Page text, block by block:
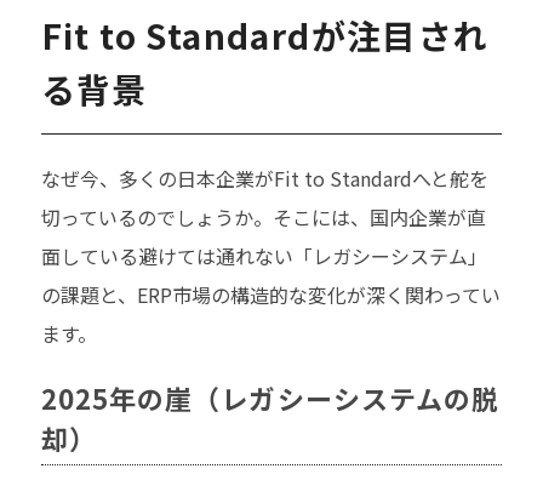
Fit to Standardが注目され
る背景
なぜ今、多くの日本企業がFit to Standardへと舵を
切っているのでしょうか。そこには、国内企業が直
面している避けては通れない「レガシーシステム」
の課題と、ERP市場の構造的な変化が深く関わってい
ます。
2025年の崖（レガシーシステムの脱
却）